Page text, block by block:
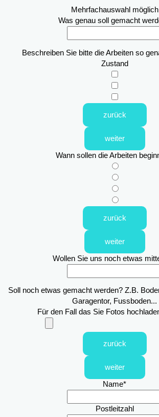
Mehrfachauswahl möglich
Was genau soll gemacht
Beschreiben Sie bitte die Arbeiten so
Zustand
zurück
weiter
Wann sollen die Arbeiten
zurück
weiter
Wollen Sie uns noch etwas
Soll noch etwas gemacht werden? Z.B.
Garagentor, Fussboden...
Für den Fall das Sie Fotos
zurück
weiter
Name*
Postleitzahl